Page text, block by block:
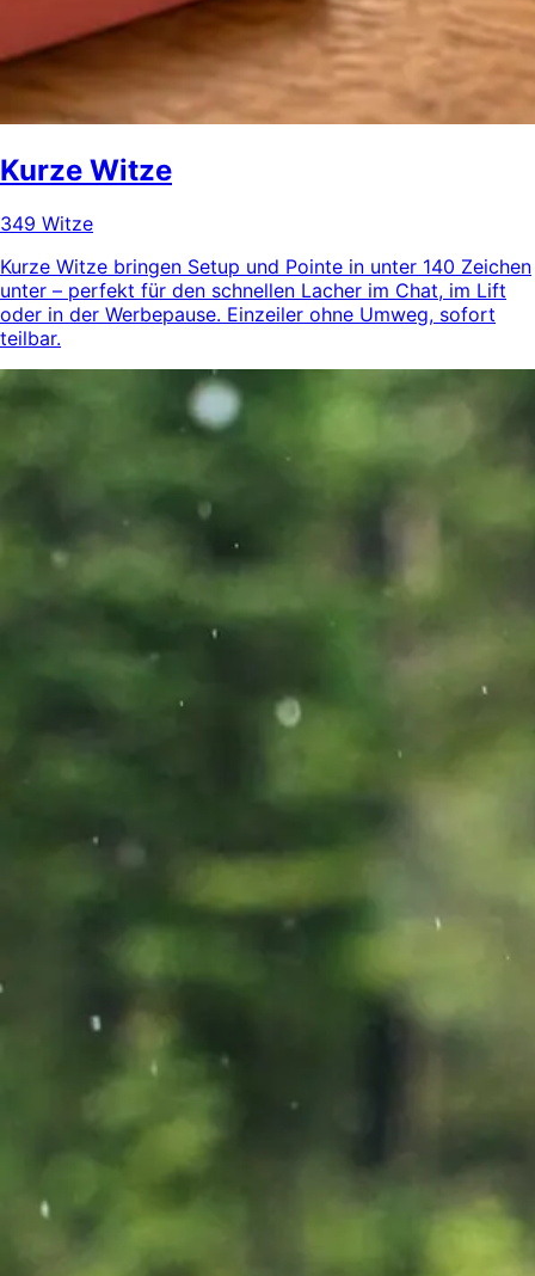
Kurze Witze
349 Witze
Kurze Witze bringen Setup und Pointe in unter 140 Zeichen
unter – perfekt für den schnellen Lacher im Chat, im Lift
oder in der Werbepause. Einzeiler ohne Umweg, sofort
teilbar.